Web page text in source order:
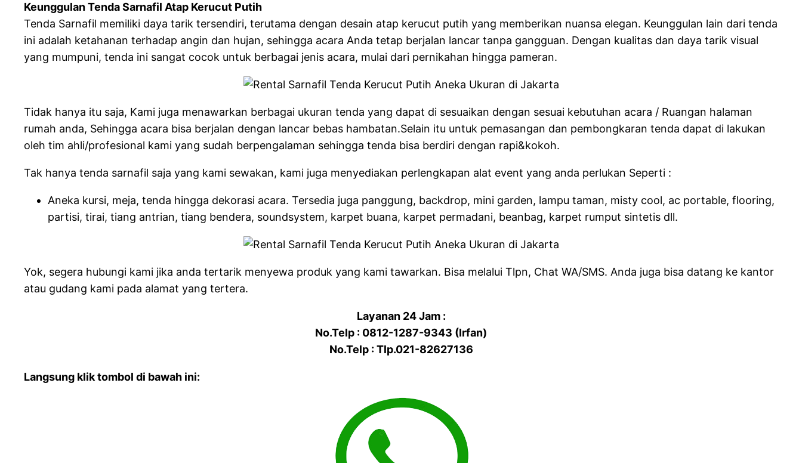
Keunggulan Tenda Sarnafil Atap Kerucut Putih
Tenda Sarnafil memiliki daya tarik tersendiri, terutama dengan desain atap kerucut putih yang memberikan nuansa elegan. Keunggulan lain dari tenda
ini adalah ketahanan terhadap angin dan hujan, sehingga acara Anda tetap berjalan lancar tanpa gangguan. Dengan kualitas dan daya tarik visual
yang mumpuni, tenda ini sangat cocok untuk berbagai jenis acara, mulai dari pernikahan hingga pameran.
Tidak hanya itu saja, Kami juga menawarkan berbagai ukuran tenda yang dapat di sesuaikan dengan sesuai kebutuhan acara / Ruangan halaman
rumah anda, Sehingga acara bisa berjalan dengan lancar bebas hambatan.Selain itu untuk pemasangan dan pembongkaran tenda dapat di lakukan
oleh tim ahli/profesional kami yang sudah berpengalaman sehingga tenda bisa berdiri dengan rapi&kokoh.
Tak hanya tenda sarnafil saja yang kami sewakan, kami juga menyediakan perlengkapan alat event yang anda perlukan Seperti :
Aneka kursi, meja, tenda hingga dekorasi acara. Tersedia juga panggung, backdrop, mini garden, lampu taman, misty cool, ac portable, flooring,
partisi, tirai, tiang antrian, tiang bendera, soundsystem, karpet buana, karpet permadani, beanbag, karpet rumput sintetis dll.
Yok, segera hubungi kami jika anda tertarik menyewa produk yang kami tawarkan. Bisa melalui Tlpn, Chat WA/SMS. Anda juga bisa datang ke kantor
atau gudang kami pada alamat yang tertera.
Layanan 24 Jam :
No.Telp : 0812-1287-9343 (Irfan)
No.Telp : Tlp.021-82627136
Langsung klik tombol di bawah ini: